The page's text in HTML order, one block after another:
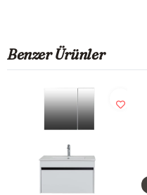
Benzer Ürünler